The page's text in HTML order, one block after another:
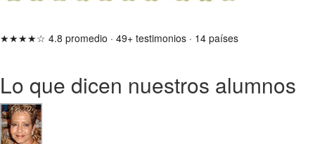
★★★★☆ 4.8 promedio · 49+ testimonios · 14 países
Lo que dicen nuestros alumnos